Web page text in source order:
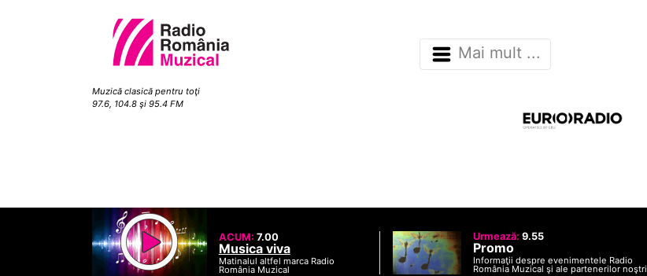
Muzică clasică pentru toţi
97.6, 104.8 şi 95.4 FM
Mai mult ...
ACUM: 7.00
Musica viva
Matinalul altfel marca Radio
România Muzical
Urmează: 9.55
Promo
Informaţii despre evenimentele Radio
România Muzical şi ale partenerilor noştri